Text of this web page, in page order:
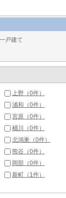
戸建て
上野（0件）
浦和（0件）
宮原（0件）
桶川（0件）
北鴻巣（0件）
熊谷（0件）
岡部（0件）
新町（1件）